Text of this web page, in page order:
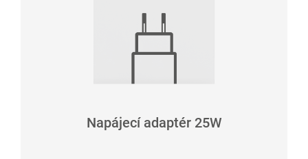
Napájecí adaptér 25W